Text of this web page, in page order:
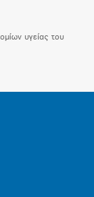
υγείας του